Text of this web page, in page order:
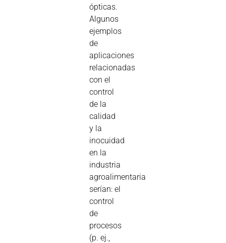
ópticas.
Algunos
ejemplos
de
aplicaciones
relacionadas
con el
control
de la
calidad
y la
inocuidad
en la
industria
agroalimentaria
serían: el
control
de
procesos
(p. ej.,